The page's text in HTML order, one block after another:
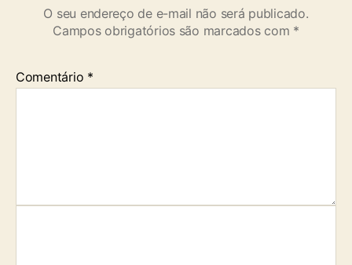
O seu endereço de e-mail não será publicado.
Campos obrigatórios são marcados com *
Comentário *